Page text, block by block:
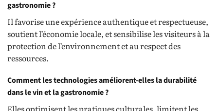
gastronomie ?
Il favorise une expérience authentique et respectueuse,
soutient l’économie locale, et sensibilise les visiteurs à la
protection de l’environnement et au respect des
ressources.
Comment les technologies améliorent-elles la durabilité
dans le vin et la gastronomie ?
Elles optimisent les pratiques culturales, limitent les